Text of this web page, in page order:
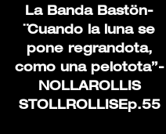
La Banda Bastön-
¨Cuando la luna se
pone regrandota,
como una pelotota”-
NOLLAROLLIS
STOLLROLLISEp.55